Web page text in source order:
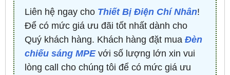
Liên hệ ngay cho Thiết Bị Điện Chí Nhân!
Để có mức giá ưu đãi tốt nhất dành cho
Quý khách hàng. Khách hàng đặt mua Đèn
chiếu sáng MPEvới số lượng lớn xin vui
lòng call cho chúng tôi để có mức giá ưu